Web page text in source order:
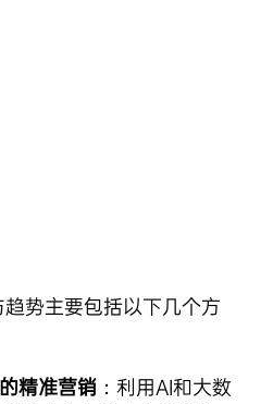
势主要包括以下几个方
精准营销：利用AI和大数